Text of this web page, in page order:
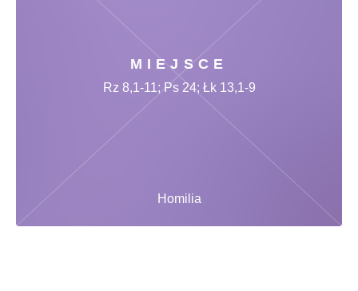
MIEJSCE
Homilia
Rz 8,1-11; Ps 24; Łk 13,1-9